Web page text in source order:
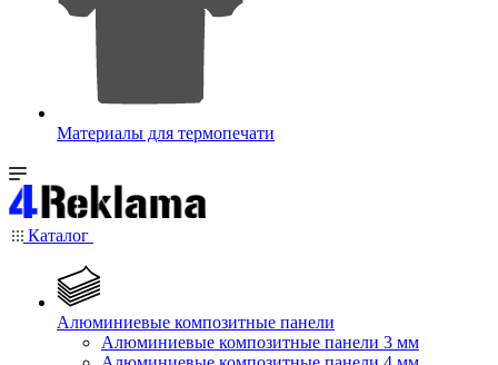
Материалы для термопечати
Каталог
Алюминиевые композитные панели
Алюминиевые композитные панели 3 мм